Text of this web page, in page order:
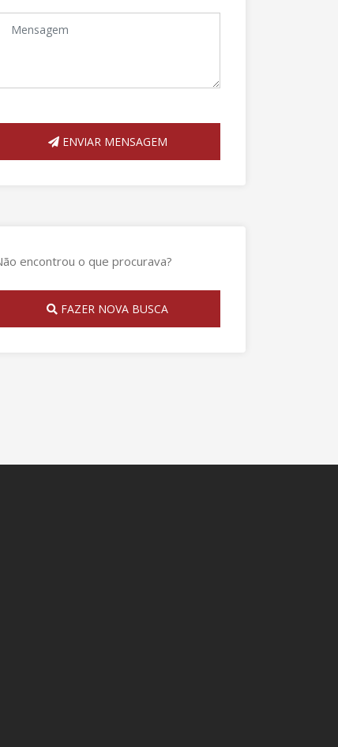
ENVIAR MENSAGEM
encontrou o que procurava?
FAZER NOVA BUSCA